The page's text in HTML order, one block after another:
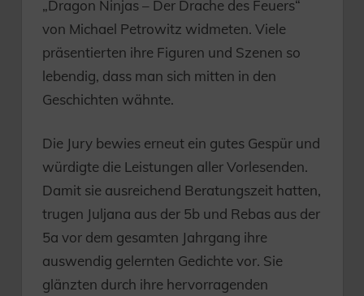
„Dragon Ninjas – Der Drache des Feuers“
von Michael Petrowitz widmeten. Viele
präsentierten ihre Figuren und Szenen so
lebendig, dass man sich mitten in den
Geschichten wähnte.
Die Jury bewies erneut ein gutes Gespür und
würdigte die Leistungen aller Vorlesenden.
Damit sie ausreichend Beratungszeit hatten,
trugen Juljana aus der 5b und Rebas aus der
5a vor dem gesamten Jahrgang ihre
auswendig gelernten Gedichte vor. Sie
glänzten durch ihre hervorragenden